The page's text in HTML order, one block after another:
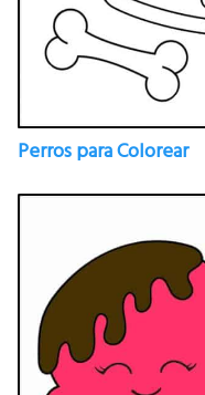
Perros para Colorear